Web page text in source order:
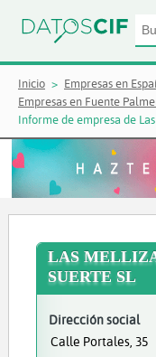
Inicio Empresas en
Empresas en Fuente
Informe de empresa de
LAS
SUERTE SL
Dirección social
Calle Portales, 35